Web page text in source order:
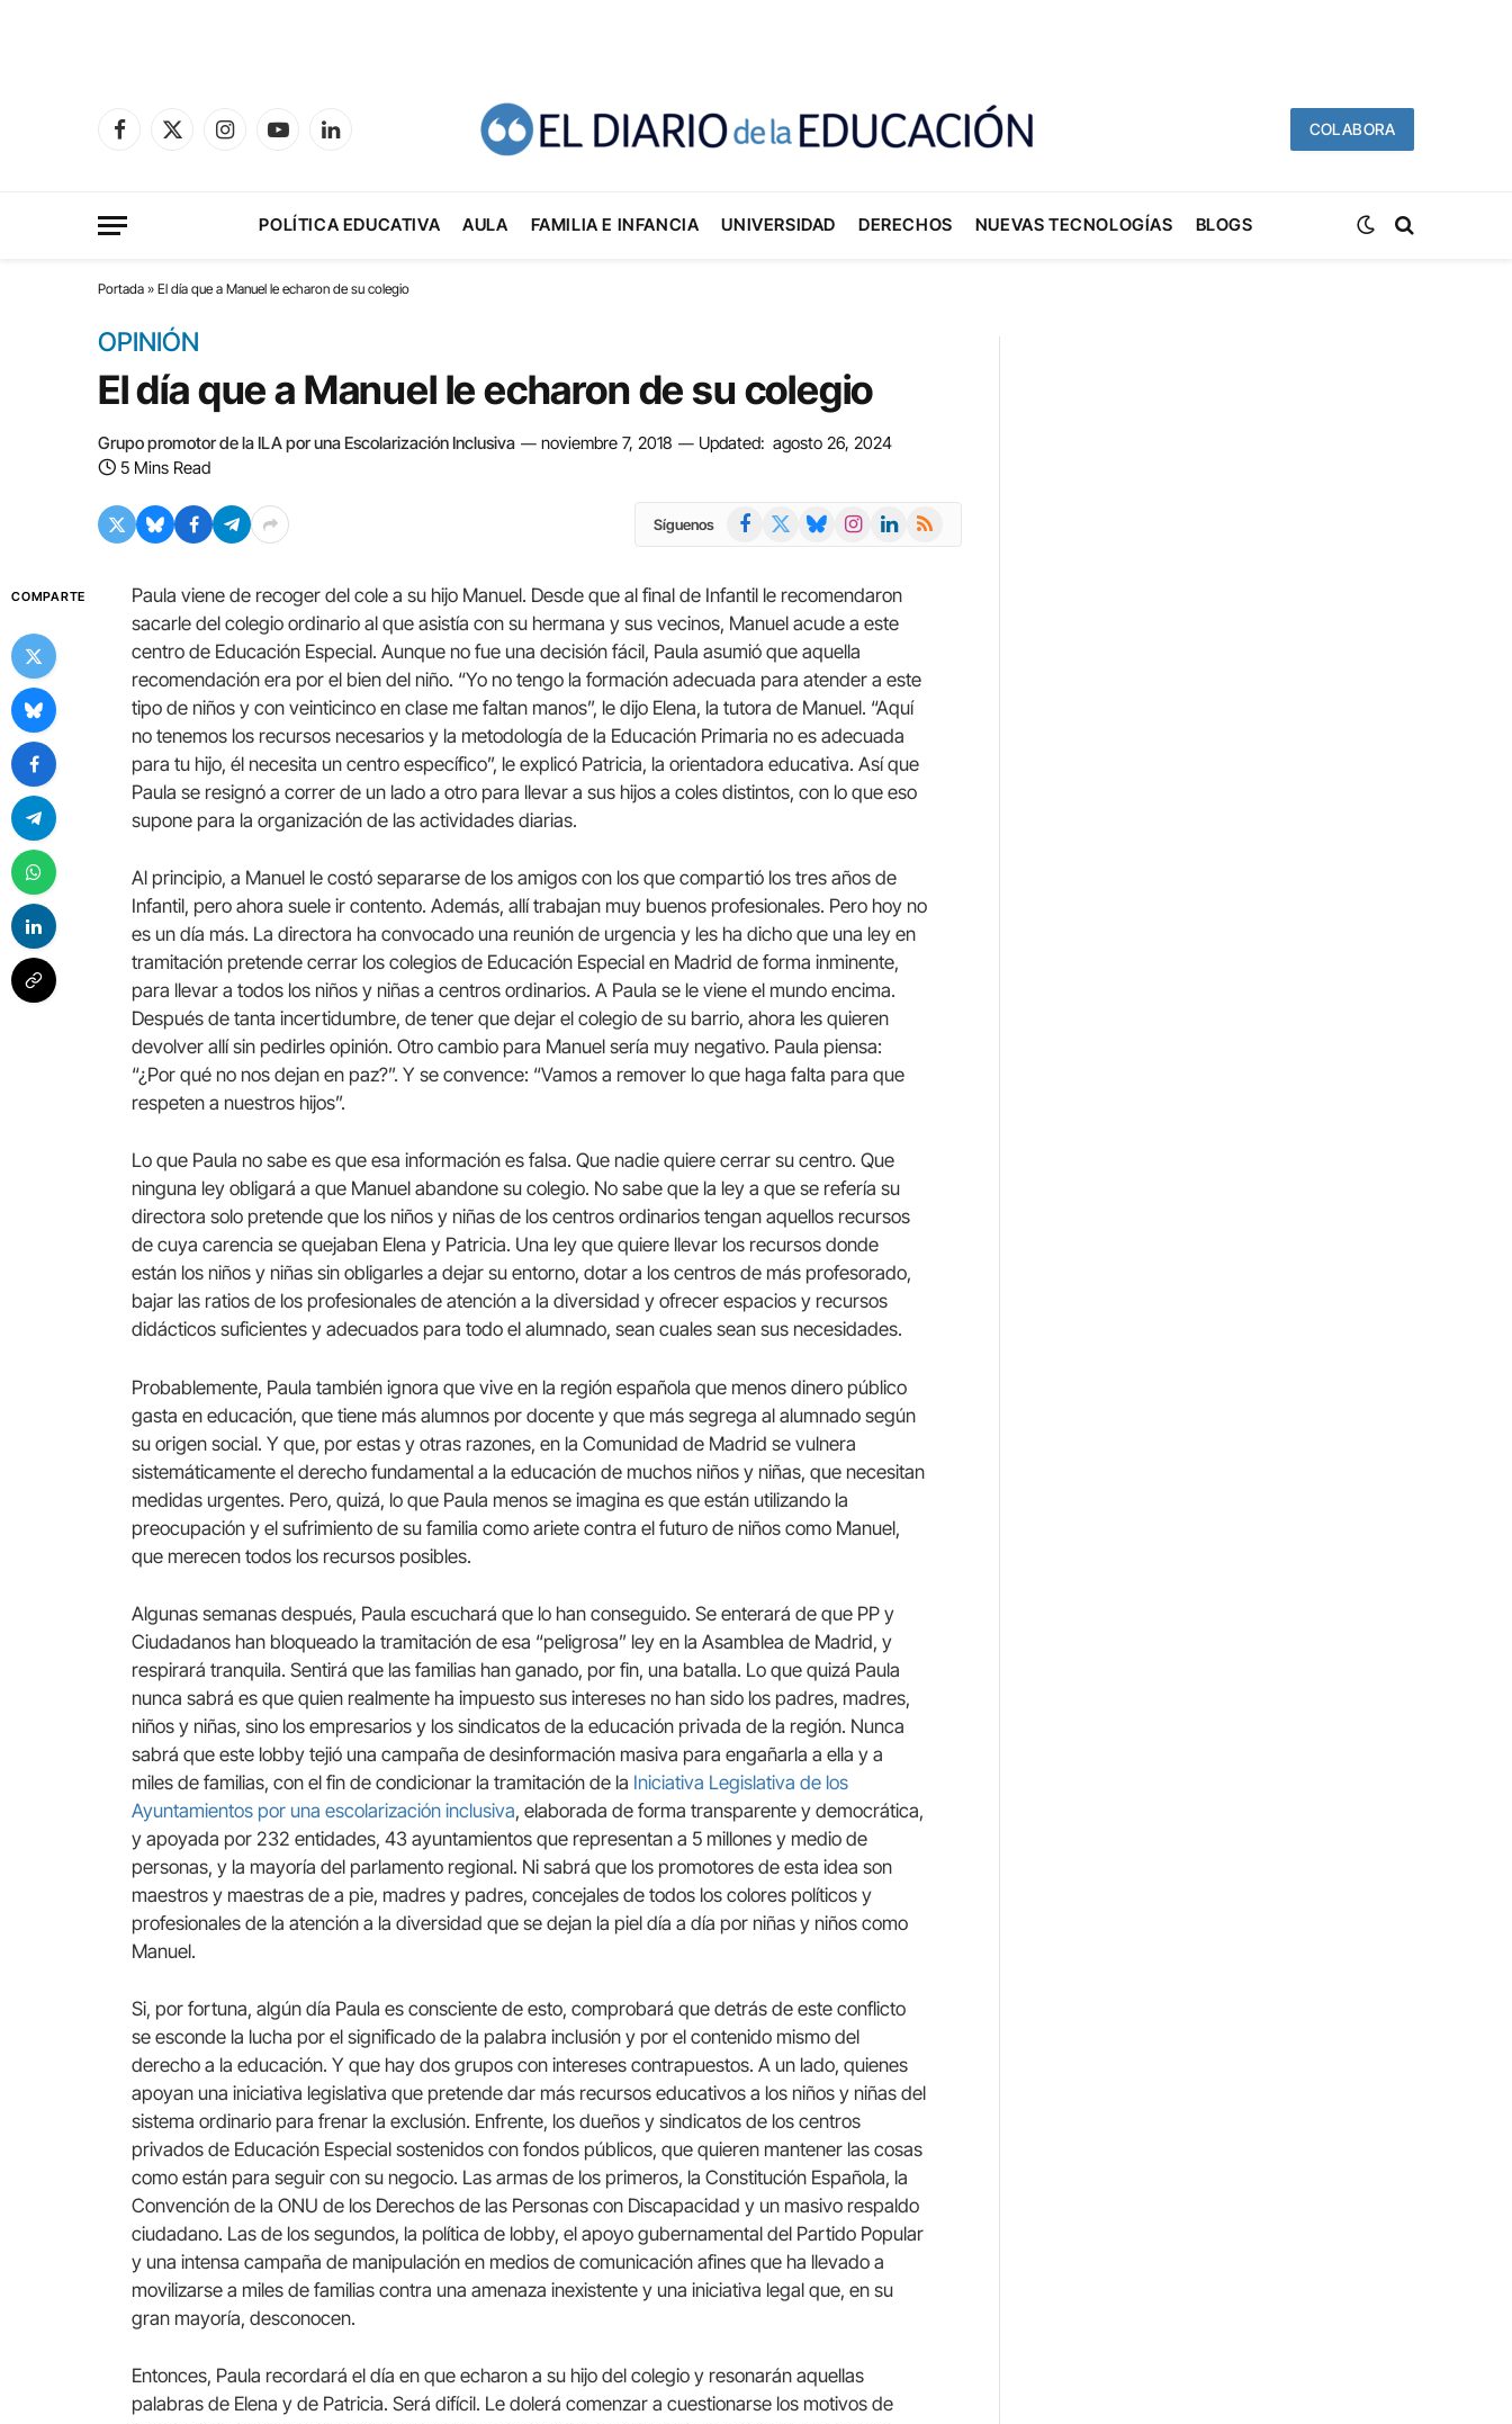
Facebook
X
InstagramYouTubeLinkedIn
COLABORA
POLÍTICA EDUCATIVA AULA FAMILIA E INFANCIA UNIVERSIDAD DERECHOS NUEVAS TECNOLOGÍAS BLOGS
Portada » El día que a Manuel le echaron de su colegio
OPINIÓN
El día que a Manuel le echaron de su colegio
Grupo promotor de la ILA por una Escolarización Inclusiva noviembre 7, 2018 Updated: agosto 26, 2024
5 Mins Read
Síguenos Facebook BlueskyInstagramLinkedIn
RSS
COMPARTE
Paula viene de recoger del cole a su hijo Manuel. Desde que al final de Infantil le recomendaron
sacarle del colegio ordinario al que asistía con su hermana y sus vecinos, Manuel acude a este
centro de Educación Especial. Aunque no fue una decisión fácil, Paula asumió que aquella
recomendación era por el bien del niño. “Yo no tengo la formación adecuada para atender a este
tipo de niños y con veinticinco en clase me faltan manos”, le dijo Elena, la tutora de Manuel. “Aquí
no tenemos los recursos necesarios y la metodología de la Educación Primaria no es adecuada
para tu hijo, él necesita un centro específico”, le explicó Patricia, la orientadora educativa. Así que
Paula se resignó a correr de un lado a otro para llevar a sus hijos a coles distintos, con lo que eso
supone para la organización de las actividades diarias.
Al principio, a Manuel le costó separarse de los amigos con los que compartió los tres años de
Infantil, pero ahora suele ir contento. Además, allí trabajan muy buenos profesionales. Pero hoy no
es un día más. La directora ha convocado una reunión de urgencia y les ha dicho que una ley en
tramitación pretende cerrar los colegios de Educación Especial en Madrid de forma inminente,
para llevar a todos los niños y niñas a centros ordinarios. A Paula se le viene el mundo encima.
Después de tanta incertidumbre, de tener que dejar el colegio de su barrio, ahora les quieren
devolver allí sin pedirles opinión. Otro cambio para Manuel sería muy negativo. Paula piensa:
“¿Por qué no nos dejan en paz?”. Y se convence: “Vamos a remover lo que haga falta para que
respeten a nuestros hijos”.
Lo que Paula no sabe es que esa información es falsa. Que nadie quiere cerrar su centro. Que
ninguna ley obligará a que Manuel abandone su colegio. No sabe que la ley a que se refería su
directora solo pretende que los niños y niñas de los centros ordinarios tengan aquellos recursos
de cuya carencia se quejaban Elena y Patricia. Una ley que quiere llevar los recursos donde
están los niños y niñas sin obligarles a dejar su entorno, dotar a los centros de más profesorado,
bajar las ratios de los profesionales de atención a la diversidad y ofrecer espacios y recursos
didácticos suficientes y adecuados para todo el alumnado, sean cuales sean sus necesidades.
Probablemente, Paula también ignora que vive en la región española que menos dinero público
gasta en educación, que tiene más alumnos por docente y que más segrega al alumnado según
su origen social. Y que, por estas y otras razones, en la Comunidad de Madrid se vulnera
sistemáticamente el derecho fundamental a la educación de muchos niños y niñas, que necesitan
medidas urgentes. Pero, quizá, lo que Paula menos se imagina es que están utilizando la
preocupación y el sufrimiento de su familia como ariete contra el futuro de niños como Manuel,
que merecen todos los recursos posibles.
Algunas semanas después, Paula escuchará que lo han conseguido. Se enterará de que PP y
Ciudadanos han bloqueado la tramitación de esa “peligrosa” ley en la Asamblea de Madrid, y
respirará tranquila. Sentirá que las familias han ganado, por fin, una batalla. Lo que quizá Paula
nunca sabrá es que quien realmente ha impuesto sus intereses no han sido los padres, madres,
niños y niñas, sino los empresarios y los sindicatos de la educación privada de la región. Nunca
sabrá que este lobby tejió una campaña de desinformación masiva para engañarla a ella y a
miles de familias, con el fin de condicionar la tramitación de la Iniciativa Legislativa de los
Ayuntamientos por una escolarización inclusiva, elaborada de forma transparente y democrática,
y apoyada por 232 entidades, 43 ayuntamientos que representan a 5 millones y medio de
personas, y la mayoría del parlamento regional. Ni sabrá que los promotores de esta idea son
maestros y maestras de a pie, madres y padres, concejales de todos los colores políticos y
profesionales de la atención a la diversidad que se dejan la piel día a día por niñas y niños como
Manuel.
Si, por fortuna, algún día Paula es consciente de esto, comprobará que detrás de este conflicto
se esconde la lucha por el significado de la palabra inclusión y por el contenido mismo del
derecho a la educación. Y que hay dos grupos con intereses contrapuestos. A un lado, quienes
apoyan una iniciativa legislativa que pretende dar más recursos educativos a los niños y niñas del
sistema ordinario para frenar la exclusión. Enfrente, los dueños y sindicatos de los centros
privados de Educación Especial sostenidos con fondos públicos, que quieren mantener las cosas
como están para seguir con su negocio. Las armas de los primeros, la Constitución Española, la
Convención de la ONU de los Derechos de las Personas con Discapacidad y un masivo respaldo
ciudadano. Las de los segundos, la política de lobby, el apoyo gubernamental del Partido Popular
y una intensa campaña de manipulación en medios de comunicación afines que ha llevado a
movilizarse a miles de familias contra una amenaza inexistente y una iniciativa legal que, en su
gran mayoría, desconocen.
Entonces, Paula recordará el día en que echaron a su hijo del colegio y resonarán aquellas
palabras de Elena y de Patricia. Será difícil. Le dolerá comenzar a cuestionarse los motivos de